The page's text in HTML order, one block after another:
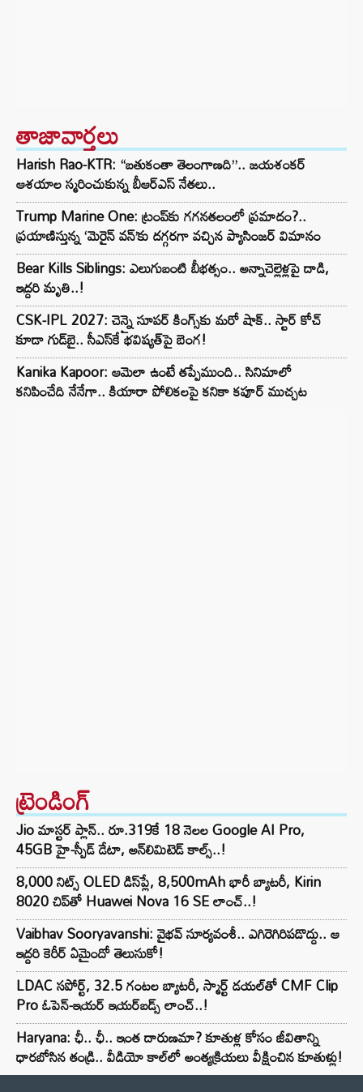
తాజావార్తలు
Harish Rao-KTR: “బతుకంతా తెలంగాణది”.. జయశంకర్
ఆశయాల స్మరించుకున్న బీఆర్ఎస్ నేతలు..
Trump Marine One: ట్రంప్‌కు గగనతలంలో ప్రమాదం?..
ప్రయాణిస్తున్న ‘మెరైన్ వన్’కు దగ్గరగా వచ్చిన ప్యాసింజర్ విమానం
Bear Kills Siblings: ఎలుగుబంటి బీభత్సం.. అన్నాచెల్లెళ్లపై దాడి,
ఇద్దరి మృతి..!
CSK-IPL 2027: చెన్నై సూపర్ కింగ్స్‌కు మరో షాక్.. స్టార్ కోచ్
కూడా గుడ్‌బై.. సీఎస్‌కే భవిష్యత్‌పై బెంగ!
Kanika Kapoor: ఆమెలా ఉంటే తప్పేముంది.. సినిమాలో
కనిపించేది నేనేగా.. కియారా పోలికలపై కనికా కపూర్ ముచ్చట
ట్రెండింగ్‌
Jio మాస్టర్ ప్లాన్.. రూ.319కే 18 నెలల Google AI Pro,
45GB హై-స్పీడ్ డేటా, అన్⁭లిమిటెడ్ కాల్స్..!
8,000 నిట్స్ OLED డిస్‌ప్లే, 8,500mAh భారీ బ్యాటరీ, Kirin
8020 చిప్‌తో Huawei Nova 16 SE లాంచ్..!
Vaibhav Sooryavanshi: వైభవ్ సూర్యవంశీ.. ఎగిరెగిరిపడొద్దు.. ఆ
ఇద్దరి కెరీర్ ఏమైందో తెలుసుకో!
LDAC సపోర్ట్, 32.5 గంటల బ్యాటరీ, స్మార్ట్ డయల్‌తో CMF Clip
Pro ఓపెన్-ఇయర్ ఇయర్‌బడ్స్ లాంచ్..!
Haryana: ఛీ.. ఛీ.. ఇంత దారుణమా? కూతుళ్ల కోసం జీవితాన్ని
ధారబోసిన తండ్రి.. వీడియో కాల్‌లో అంత్యక్రియలు వీక్షించిన కూతుళ్లు!